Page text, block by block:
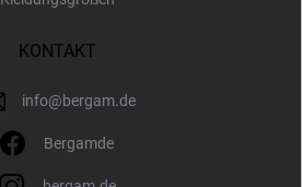
KONTAKT
info@bergam.de
Bergamde